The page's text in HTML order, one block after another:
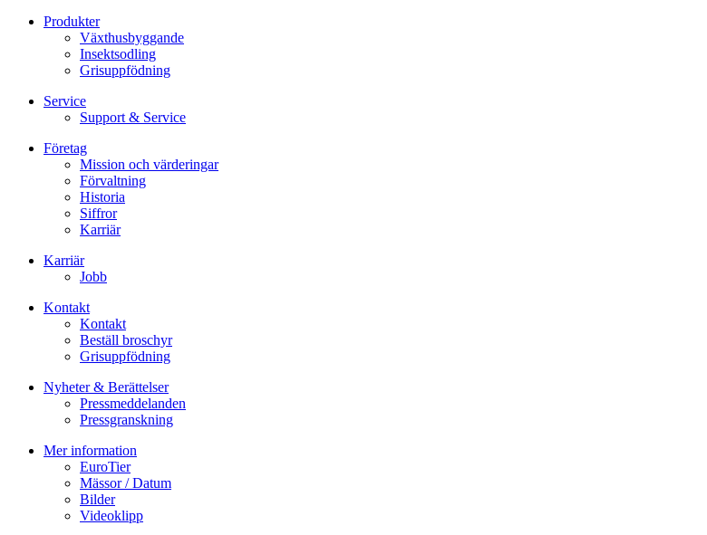
Produkter
Växthusbyggande
Insektsodling
Grisuppfödning
Service
Support & Service
Företag
Mission och värderingar
Förvaltning
Historia
Siffror
Karriär
Karriär
Jobb
Kontakt
Kontakt
Beställ broschyr
Grisuppfödning
Nyheter & Berättelser
Pressmeddelanden
Pressgranskning
Mer information
EuroTier
Mässor / Datum
Bilder
Videoklipp